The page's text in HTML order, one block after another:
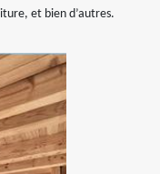
et bien d’autres.